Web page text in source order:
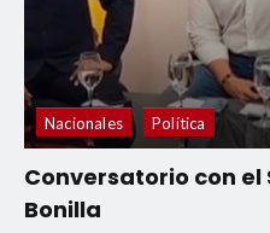
Nacionales Política
Conversatorio con el
Bonilla